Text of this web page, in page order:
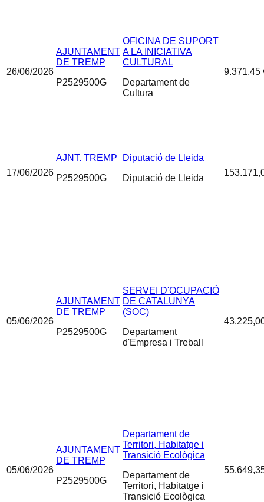
26/06/2026
AJUNTAMENT
DE TREMP
P2529500G
OFICINA DE SUPORT
A LA INICIATIVA
CULTURAL
Departament de
Cultura
9.371,45
17/06/2026
AJNT. TREMP
P2529500G
Diputació de Lleida
Diputació de Lleida
05/06/2026
AJUNTAMENT
DE TREMP
P2529500G
SERVEI D'OCUPACIÓ
DE CATALUNYA
(SOC)
Departament
d'Empresa i Treball
05/06/2026
AJUNTAMENT
DE TREMP
P2529500G
Departament de
Territori, Habitatge i
Transició Ecològica
Departament de
Territori, Habitatge i
Transició Ecològica